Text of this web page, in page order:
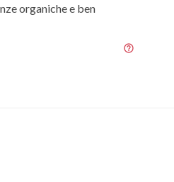
organiche e ben